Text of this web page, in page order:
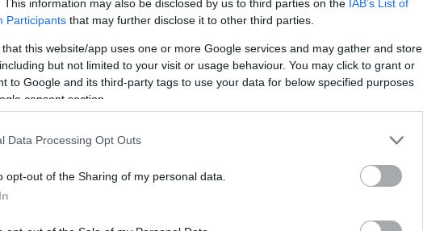
This information may also be disclosed by us to third parties on the IAB’s List of
Participants that may further disclose it to other third parties.
that this website/app uses one or more Google services and may gather and store
but not limited to your visit or usage behaviour. You may click to grant or
to Google and its third-party tags to use your data for below specified purposes
consent section.
Data Processing Opt Outs
opt-out of the Sharing of my personal data.
Ha ugyanis odafigyelsz arra, hogy a
a vastagbélrák
a szervezetünk
a
erősítésében és a mentális
elég D-vitamint kapjon?„Vannak,